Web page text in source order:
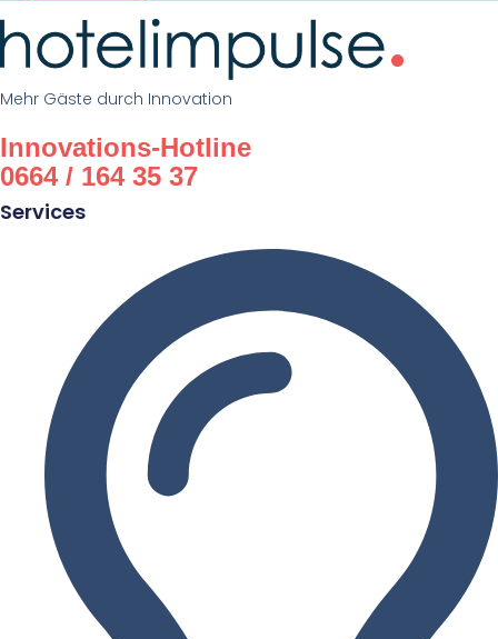
Mehr Gäste durch Innovation
Innovations-Hotline
0664 / 164 35 37
Services